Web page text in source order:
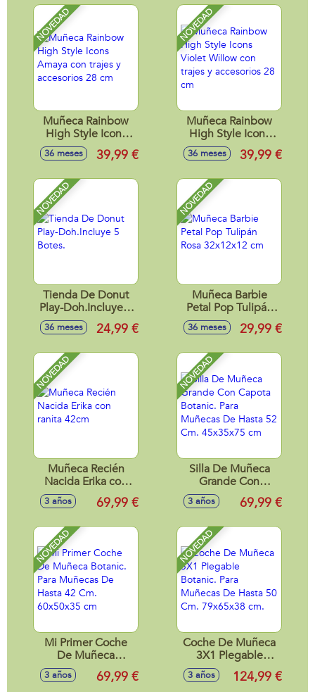
NOVEDAD
Muñeca Rainbow
High Style Icons
Amaya con trajes y
accesorios 28 cm
36 meses 39,99 €
NOVEDAD
Muñeca Rainbow
High Style Icons
Violet Willow con
trajes y accesorios
36 meses 39,99 €
NOVEDAD
Tienda De Donut
Play-Doh.Incluye 5
Botes.
36 meses 24,99 €
NOVEDAD
Muñeca Barbie
Petal Pop Tulipán
Rosa 32x12x12 cm
36 meses 29,99 €
NOVEDAD
Muñeca Recién
Nacida Erika con
ranita 42cm
3 años 69,99 €
NOVEDAD
Silla De Muñeca
Grande Con
Capota Botanic.
Para Muñecas De
45x35x75 cm
3 años 69,99 €
NOVEDAD
Mi Primer Coche
De Muñeca
Botanic. Para
Muñecas De Hasta
3 años 69,99 €
NOVEDAD
Coche De Muñeca
3X1 Plegable
Botanic. Para
Muñecas De Hasta
3 años 124,99 €